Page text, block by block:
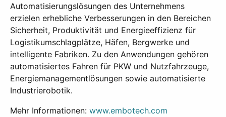
Automatisierungslösungen des Unternehmens
erzielen erhebliche Verbesserungen in den Bereichen
Sicherheit, Produktivität und Energieeffizienz für
Logistikumschlagplätze, Häfen, Bergwerke und
intelligente Fabriken. Zu den Anwendungen gehören
automatisiertes Fahren für PKW und Nutzfahrzeuge,
Energiemanagementlösungen sowie automatisierte
Industrierobotik.
Mehr Informationen: www.embotech.com